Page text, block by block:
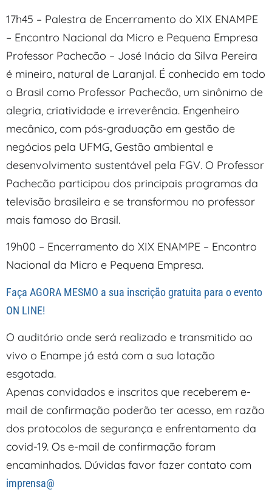
17h45 – Palestra de Encerramento do XIX ENAMPE
– Encontro Nacional da Micro e Pequena Empresa
Professor Pachecão – José Inácio da Silva Pereira
é mineiro, natural de Laranjal. É conhecido em todo
o Brasil como Professor Pachecão, um sinônimo de
alegria, criatividade e irreverência. Engenheiro
mecânico, com pós-graduação em gestão de
negócios pela UFMG, Gestão ambiental e
desenvolvimento sustentável pela FGV. O Professor
Pachecão participou dos principais programas da
televisão brasileira e se transformou no professor
mais famoso do Brasil.
19h00 – Encerramento do XIX ENAMPE – Encontro
Nacional da Micro e Pequena Empresa.
Faça AGORA MESMO a sua inscrição gratuita para o evento
ON LINE!
O auditório onde será realizado e transmitido ao
vivo o Enampe já está com a sua lotação
esgotada.
Apenas convidados e inscritos que receberem e-
mail de confirmação poderão ter acesso, em razão
dos protocolos de segurança e enfrentamento da
covid-19. Os e-mail de confirmação foram
encaminhados. Dúvidas favor fazer contato com
imprensa@